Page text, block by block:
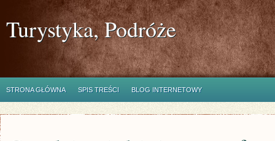
Turystyka, Podróże
STRONA GŁÓWNA SPIS TREŚCI BLOG INTERNETOWY